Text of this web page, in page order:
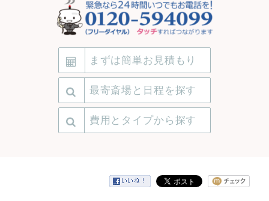
まずは簡単お見積もり
最寄斎場と日程を探す
費用とタイプから探す